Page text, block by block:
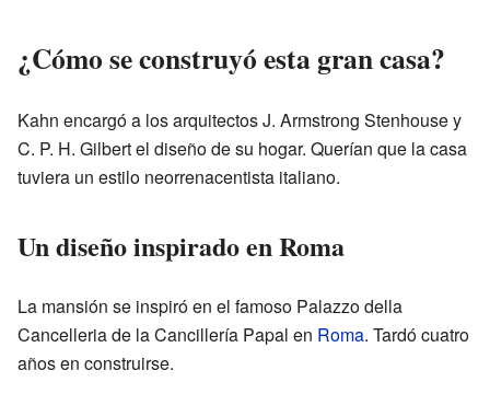
¿Cómo se construyó esta gran casa?
Kahn encargó a los arquitectos J. Armstrong Stenhouse y
C. P. H. Gilbert el diseño de su hogar. Querían que la casa
tuviera un estilo neorrenacentista italiano.
Un diseño inspirado en Roma
La mansión se inspiró en el famoso Palazzo della
Cancelleria de la Cancillería Papal en Roma. Tardó cuatro
años en construirse.